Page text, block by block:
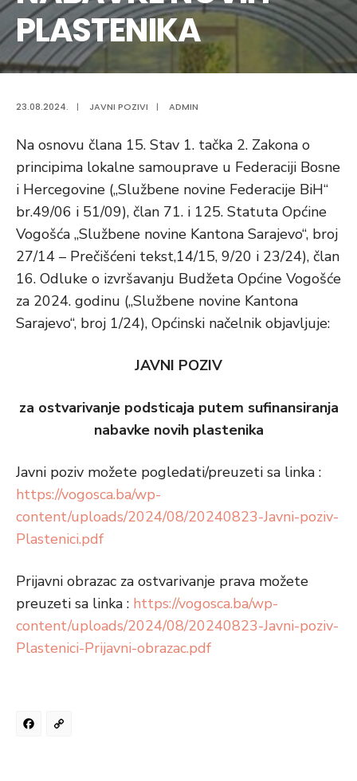
PLASTENIKA
23.08.2024. | JAVNI POZIVI | ADMIN
Na osnovu člana 15. Stav 1. tačka 2. Zakona o
principima lokalne samouprave u Federaciji Bosne
i Hercegovine („Službene novine Federacije BiH“
br.49/06 i 51/09), član 71. i 125. Statuta Općine
Vogošća „Službene novine Kantona Sarajevo“, broj
27/14 – Prečišćeni tekst,14/15, 9/20 i 23/24), član
16. Odluke o izvršavanju Budžeta Općine Vogošće
za 2024. godinu („Službene novine Kantona
Sarajevo“, broj 1/24), Općinski načelnik objavljuje:
JAVNI POZIV
za ostvarivanje podsticaja putem sufinansiranja
nabavke novih plastenika
Javni poziv možete pogledati/preuzeti sa linka :
https://vogosca.ba/wp-
content/uploads/2024/08/20240823-Javni-poziv-
Plastenici.pdf
Prijavni obrazac za ostvarivanje prava možete
preuzeti sa linka : https://vogosca.ba/wp-
content/uploads/2024/08/20240823-Javni-poziv-
Plastenici-Prijavni-obrazac.pdf
Facebook